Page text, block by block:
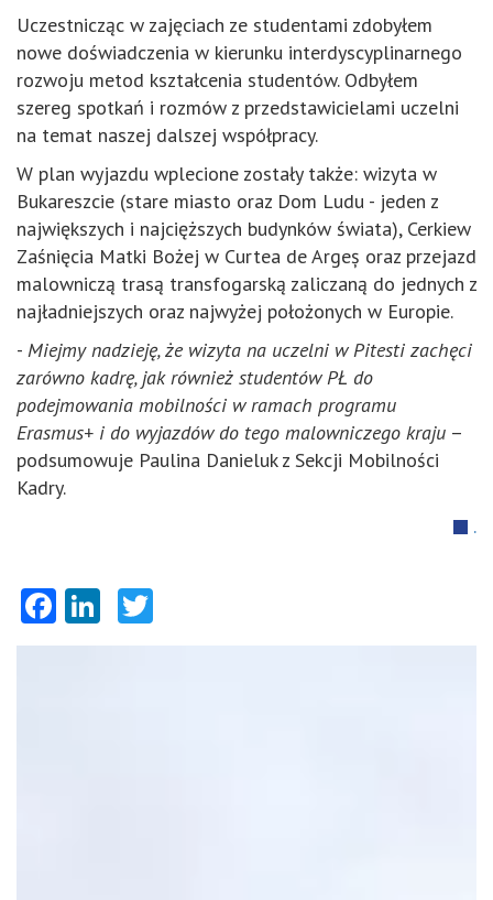
Uczestnicząc w zajęciach ze studentami zdobyłem
nowe doświadczenia w kierunku interdyscyplinarnego
rozwoju metod kształcenia studentów. Odbyłem
szereg spotkań i rozmów z przedstawicielami uczelni
na temat naszej dalszej współpracy.
W plan wyjazdu wplecione zostały także: wizyta w
Bukareszcie (stare miasto oraz Dom Ludu - jeden z
największych i najcięższych budynków świata), Cerkiew
Zaśnięcia Matki Bożej w Curtea de Argeș oraz przejazd
malowniczą trasą transfogarską zaliczaną do jednych z
najładniejszych oraz najwyżej położonych w Europie.
- Miejmy nadzieję, że wizyta na uczelni w Pitesti zachęci
zarówno kadrę, jak również studentów PŁ do
podejmowania mobilności w ramach programu
Erasmus+ i do wyjazdów do tego malowniczego kraju –
podsumowuje Paulina Danieluk z Sekcji Mobilności
Kadry.
.
Facebook
LinkedIn